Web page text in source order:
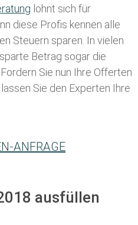
lohnt sich für
diese Profis kennen alle
Steuern sparen. In vielen
Betrag sogar die
Sie nun Ihre Offerten
Sie den Experten Ihre
ANFRAGE
ausfüllen